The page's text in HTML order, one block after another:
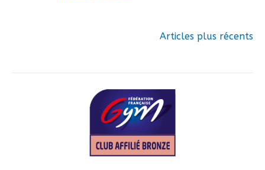
Articles plus récents